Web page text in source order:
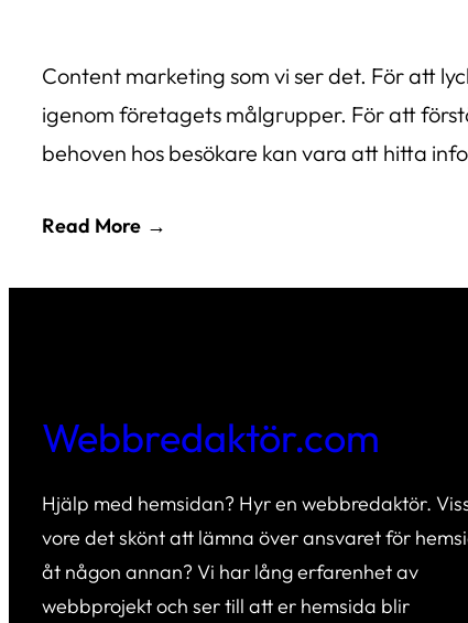
Content marketing som vi ser det. För att
igenom företagets målgrupper. För att
behoven hos besökare kan vara att hitta
Read More
Webbredaktör.com
Hjälp med hemsidan? Hyr en webbredaktör.
vore det skönt att lämna över ansvaret för
åt någon annan? Vi har lång erfarenhet av
webbprojekt och ser till att er hemsida blir